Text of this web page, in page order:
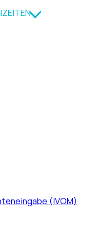
(IVOM)